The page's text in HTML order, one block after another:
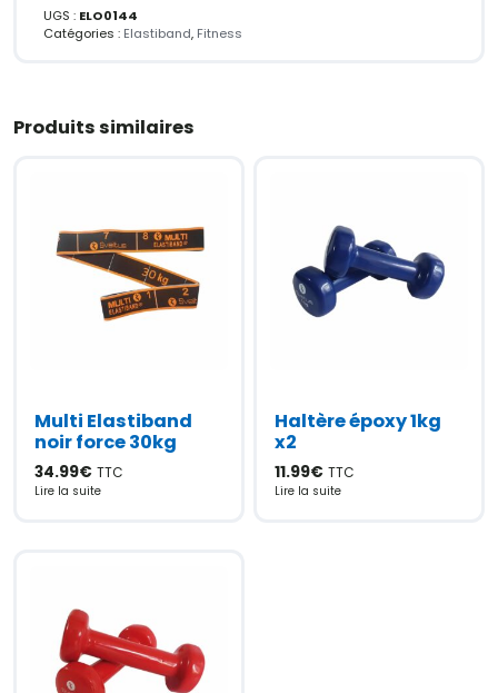
UGS : ELO0144
Catégories : Elastiband, Fitness
Produits similaires
Multi Elastiband
noir force 30kg
34.99€ TTC
Lire la suite
Haltère époxy 1kg
x2
11.99€ TTC
Lire la suite